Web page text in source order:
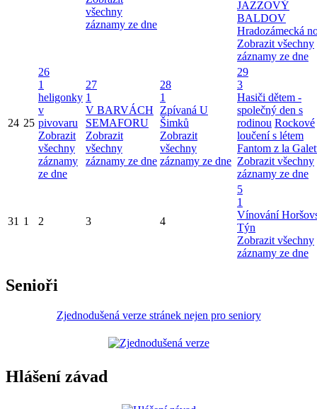
všechny
záznamy ze dne
JAZZOVÝ
BALDOV
Hradozámecká
Zobrazit všechny
záznamy ze dne
24 25
26
1
heligonky
v
pivovaru
Zobrazit
všechny
záznamy
ze dne
27
1
V BARVÁCH
SEMAFORU
Zobrazit
všechny
záznamy ze dne
28
1
Zpívaná U
Šimků
Zobrazit
všechny
záznamy ze dne
29
3
Hasiči dětem -
společný den s
rodinou Rockové
loučení s létem
Fantom z la
Zobrazit všechny
záznamy ze dne
31 1 2 3 4
5
1
Vínování
Týn
Zobrazit všechny
záznamy ze dne
Senioři
Zjednodušená verze stránek nejen pro seniory
Hlášení závad